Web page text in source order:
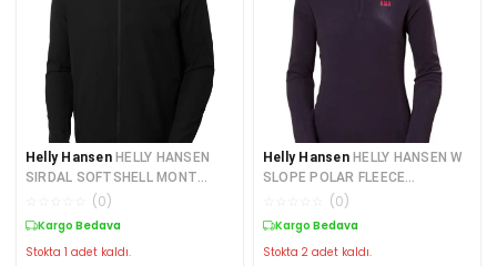
Helly Hansen HELLY HANSEN
SIRDAL SOFTSHELL MONT
HHA.63147Black
(0)
Kargo Bedava
Stokta 1 adet kaldı.
Helly Hansen HELLY HANSEN W
SLOPE POLAR FLEECE
HH.15001NightShade
(0)
Kargo Bedava
Stokta 2 adet kaldı.